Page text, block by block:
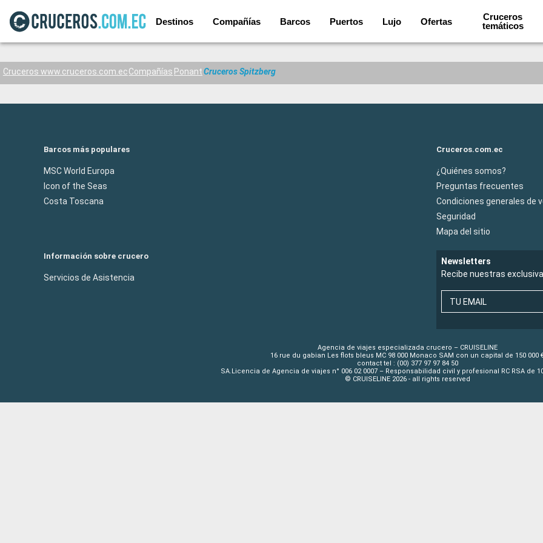
Destinos Compañías Barcos Puertos Lujo Ofertas
Cruceros
temáticos
Cruceros www.cruceros.com.ecCompañías PonantCruceros Spitzberg
Barcos más populares
MSC World Europa
Icon of the Seas
Costa Toscana
Cruceros.com.ec
¿Quiénes somos?
Preguntas frecuentes
Condiciones generales de
Seguridad
Mapa del sitio
Información sobre crucero
Servicios de Asistencia
Newsletters
Recibe nuestras
TU EMAIL
Agencia de viajes especializada crucero – CRUISELINE
16 rue du gabian Les flots bleus MC 98 000 Monaco SAM con un capital de 150 000 €
contact tel : (00) 377 97 97 84 50
SA.Licencia de Agencia de viajes n° 006 02 0007 – Responsabilidad civil y profesional RC RSA de 10
© CRUISELINE 2026 - all rights reserved